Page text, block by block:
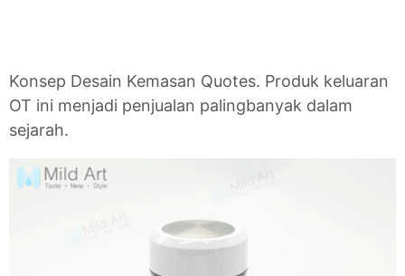
Konsep Desain Kemasan Quotes. Produk keluaran
OT ini menjadi penjualan palingbanyak dalam
sejarah.